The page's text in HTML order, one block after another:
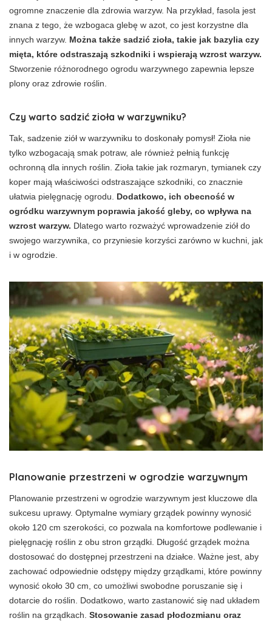
ogromne znaczenie dla zdrowia warzyw. Na przykład, fasola jest
znana z tego, że wzbogaca glebę w azot, co jest korzystne dla
innych warzyw. Można także sadzić zioła, takie jak bazylia czy
mięta, które odstraszają szkodniki i wspierają wzrost warzyw.
Stworzenie różnorodnego ogrodu warzywnego zapewnia lepsze
plony oraz zdrowie roślin.
Czy warto sadzić zioła w warzywniku?
Tak, sadzenie ziół w warzywniku to doskonały pomysł! Zioła nie
tylko wzbogacają smak potraw, ale również pełnią funkcję
ochronną dla innych roślin. Zioła takie jak rozmaryn, tymianek czy
koper mają właściwości odstraszające szkodniki, co znacznie
ułatwia pielęgnację ogrodu. Dodatkowo, ich obecność w
ogródku warzywnym poprawia jakość gleby, co wpływa na
wzrost warzyw. Dlatego warto rozważyć wprowadzenie ziół do
swojego warzywnika, co przyniesie korzyści zarówno w kuchni, jak
i w ogrodzie.
Planowanie przestrzeni w ogrodzie warzywnym
Planowanie przestrzeni w ogrodzie warzywnym jest kluczowe dla
sukcesu uprawy. Optymalne wymiary grządek powinny wynosić
około 120 cm szerokości, co pozwala na komfortowe podlewanie i
pielęgnację roślin z obu stron grządki. Długość grządek można
dostosować do dostępnej przestrzeni na działce. Ważne jest, aby
zachować odpowiednie odstępy między grządkami, które powinny
wynosić około 30 cm, co umożliwi swobodne poruszanie się i
dotarcie do roślin. Dodatkowo, warto zastanowić się nad układem
roślin na grządkach. Stosowanie zasad płodozmianu oraz